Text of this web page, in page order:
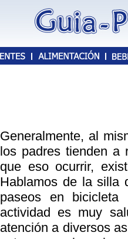
Generalmente, al
los padres tienden a
que eso ocurrir,
Hablamos de la silla
paseos en bicicleta
actividad es muy
atención a diversos